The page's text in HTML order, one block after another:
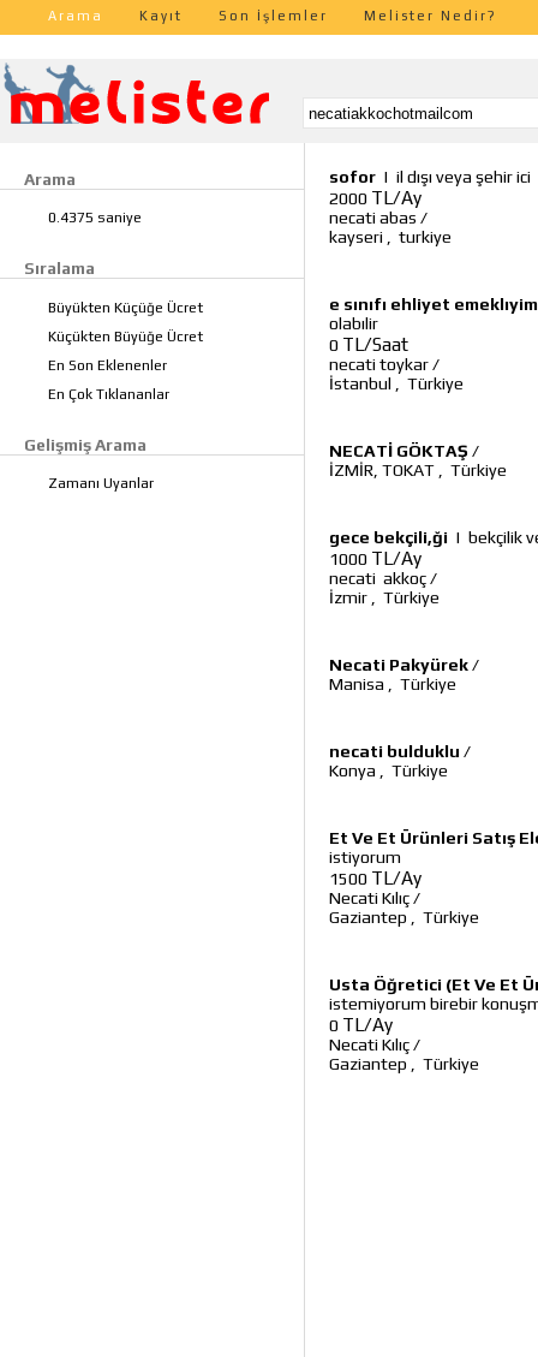
Arama Kayıt Son İşlemler Melister Nedir?
Arama
0.4375 saniye
Sıralama
Büyükten Küçüğe Ücret
Küçükten Büyüğe Ücret
En Son Eklenenler
En Çok Tıklananlar
Gelişmiş Arama
Zamanı Uyanlar
sofor | il dışı veya şehir ici
2000 TL/Ay
necati abas /
kayseri
turkiye
e sınıfı ehliyet
olabılir
0 TL/Saat
necati toykar/
İstanbul
Türkiye
NECATİ GÖKTAŞ /
İZMİR, TOKAT
Türkiye
gece bekçili,ği | bekçilik
1000 TL/Ay
necati akkoç/
İzmir
Türkiye
Necati Pakyürek/
Manisa
Türkiye
necati bulduklu /
Konya
Türkiye
Et Ve Et Ürünleri Satış
istiyorum
1500 TL/Ay
Necati Kılıç/
Gaziantep
Türkiye
Usta Öğretici (Et Ve Et
istemiyorum birebir
0 TL/Ay
Necati Kılıç/
Gaziantep
Türkiye